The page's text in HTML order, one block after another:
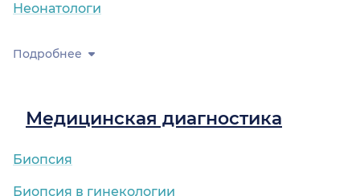
Неонатологи
Подробнее
Медицинская диагностика
Биопсия
Биопсия в гинекологии